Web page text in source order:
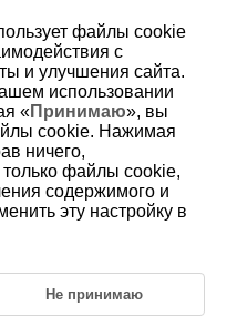
имеющий приоритет
экрана].
файлы cookie
с
и улучшения сайта.
использовании
«Принимаю», вы
cookie. Нажимая
ничего,
файлы cookie,
содержимого и
эту настройку в
Не принимаю